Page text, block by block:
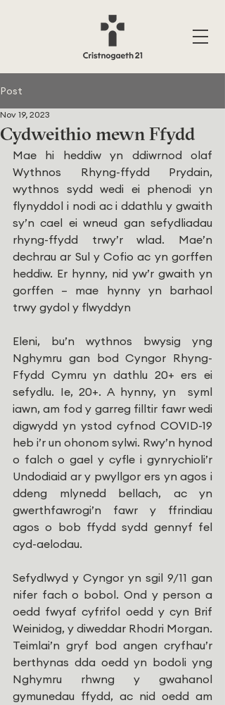
Post
Cydweithio mewn Ffydd
Nov 19, 2023
Mae hi heddiw yn ddiwrnod olaf
Wythnos Rhyng-ffydd Prydain,
wythnos sydd wedi ei phenodi yn
flynyddol i nodi ac i ddathlu y gwaith
sy’n cael ei wneud gan sefydliadau
rhyng-ffydd trwy’r wlad. Mae’n
dechrau ar Sul y Cofio ac yn gorffen
heddiw. Er hynny, nid yw’r gwaith yn
gorffen – mae hynny yn barhaol
trwy gydol y flwyddyn
Eleni, bu’n wythnos bwysig yng
Nghymru gan bod Cyngor Rhyng-
Ffydd Cymru yn dathlu 20+ ers ei
sefydlu. Ie, 20+. A hynny, yn  syml
iawn, am fod y garreg filltir fawr wedi
digwydd yn ystod cyfnod COVID-19
heb i’r un ohonom sylwi. Rwy’n hynod
o falch o gael y cyfle i gynrychioli’r
Undodiaid ar y pwyllgor ers yn agos i
ddeng mlynedd bellach, ac yn
gwerthfawrogi’n fawr y ffrindiau
agos o bob ffydd sydd gennyf fel
cyd-aelodau.
Sefydlwyd y Cyngor yn sgil 9/11 gan
nifer fach o bobol. Ond y person a
oedd fwyaf cyfrifol oedd y cyn Brif
Weinidog, y diweddar Rhodri Morgan.
Teimlai’n gryf bod angen cryfhau’r
berthynas dda oedd yn bodoli yng
Nghymru rhwng y gwahanol
gymunedau ffydd, ac nid oedd am